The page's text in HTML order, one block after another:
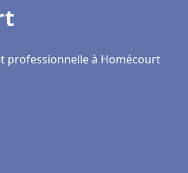
professionnelle à Homécourt